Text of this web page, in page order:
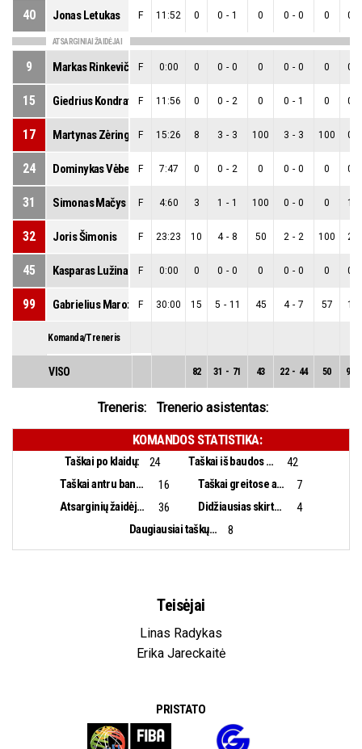
40 Jonas Letukas F 11:52 0 0 - 1 0 0 - 0 0 0
ATSARGINIAI ŽAIDĖJAI
9 Markas RinkevičiusF 0:00 0 0 - 0 0 0 - 0 0 0
15 Giedrius Kondratavičius
F 11:56 0 0 - 2 0 0 - 1 0 0
17 Martynas Zėringis F 15:26 8 3 - 3 100 3 - 3 100 0
24 Dominykas VėberisF 7:47 0 0 - 2 0 0 - 0 0 0
31 Simonas Mačys F 4:60 3 1 - 1 100 0 - 0 0 1
32 Joris Šimonis F 23:23 10 4 - 8 50 2 - 2 100 2
45 Kasparas Lužinas F 0:00 0 0 - 0 0 0 - 0 0 0
99 Gabrielius Marozas
F 30:00 15 5 - 11 45 4 - 7 57 1
Komanda/Treneris
VISO 82 31 - 71 43 22 - 44 50 9
Treneris: Trenerio asistentas:
KOMANDOS STATISTIKA:
Taškai po klaidų: 24 Taškai iš baudos aikštelės:
42
Taškai antru bandymu:
16 Taškai greitose atakose:
7
Atsarginių žaidėjų taškai:
36 Didžiausias skirtumas:
4
Daugiausiai taškų iš eilės:
8
Teisėjai
Linas Radykas
Erika Jareckaitė
PRISTATO